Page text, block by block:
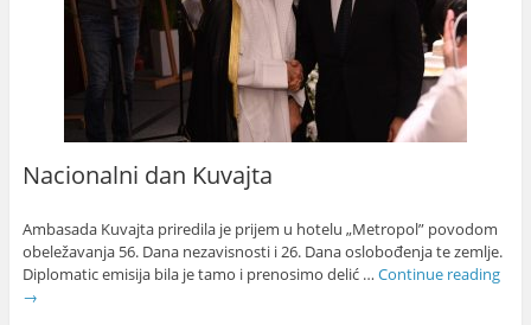
Nacionalni dan Kuvajta
Ambasada Kuvajta priredila je prijem u hotelu „Metropol” povodom
obeležavanja 56. Dana nezavisnosti i 26. Dana oslobođenja te zemlje.
Diplomatic emisija bila je tamo i prenosimo delić … Continue reading
→